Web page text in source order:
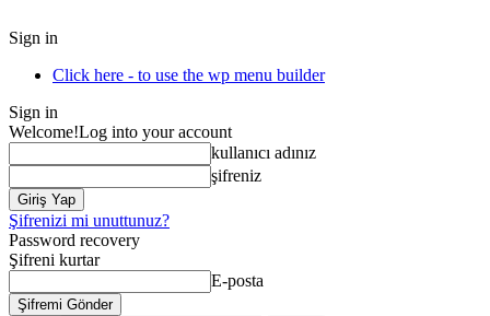
Sign in
Click here - to use the wp menu builder
Sign in
Welcome!Log into your account
kullanıcı adınız
şifreniz
Şifrenizi mi unuttunuz?
Password recovery
Şifreni kurtar
E-posta